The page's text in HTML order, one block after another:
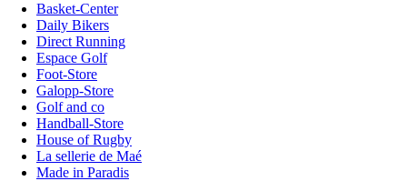
Basket-Center
Daily Bikers
Direct Running
Espace Golf
Foot-Store
Galopp-Store
Golf and co
Handball-Store
House of Rugby
La sellerie de Maé
Made in Paradis